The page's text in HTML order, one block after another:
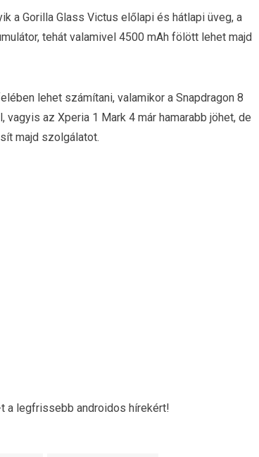
a Gorilla Glass Victus előlapi és hátlapi üveg, a
tehát valamivel 4500 mAh fölött lehet majd
lehet számítani, valamikor a Snapdragon 8
vagyis az Xperia 1 Mark 4 már hamarabb jöhet, de
majd szolgálatot.
a legfrissebb androidos hírekért!